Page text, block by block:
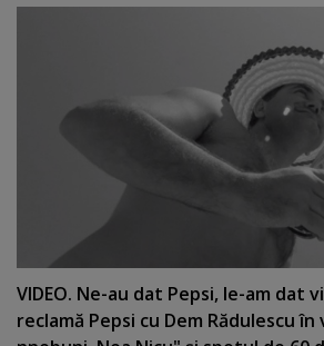
VIDEO. Ne-au dat Pepsi, le-am dat
reclamă Pepsi cu Dem Rădulescu